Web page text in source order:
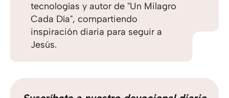
tecnologías y autor de "Un Milagro
Cada Día", compartiendo
inspiración diaria para seguir a
Jesús.